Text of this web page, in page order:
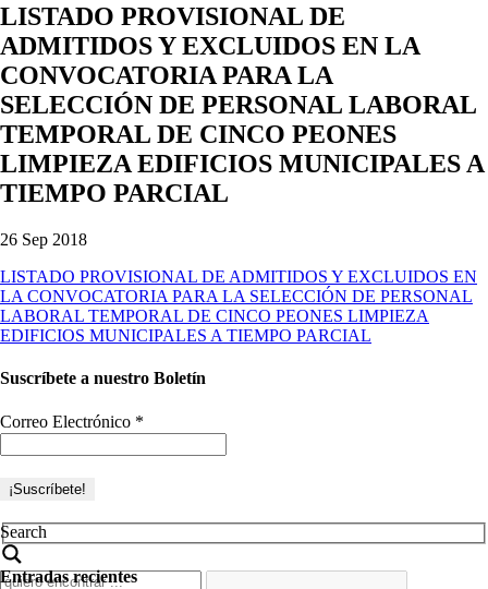
LISTADO PROVISIONAL DE
ADMITIDOS Y EXCLUIDOS EN LA
CONVOCATORIA PARA LA
SELECCIÓN DE PERSONAL LABORAL
TEMPORAL DE CINCO PEONES
LIMPIEZA EDIFICIOS MUNICIPALES A
TIEMPO PARCIAL
26 Sep 2018
LISTADO PROVISIONAL DE ADMITIDOS Y EXCLUIDOS EN
LA CONVOCATORIA PARA LA SELECCIÓN DE PERSONAL
LABORAL TEMPORAL DE CINCO PEONES LIMPIEZA
EDIFICIOS MUNICIPALES A TIEMPO PARCIAL
Suscríbete a nuestro Boletín
Correo Electrónico *
Search
Entradas recientes